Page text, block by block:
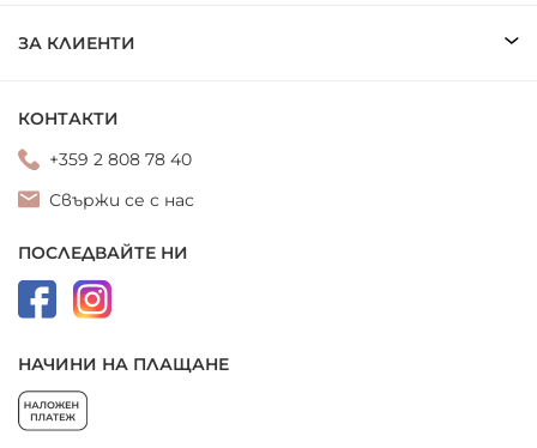
ЗА КЛИЕНТИ
КОНТАКТИ
+359 2 808 78 40
Свържи се с нас
ПОСЛЕДВАЙТЕ НИ
НАЧИНИ НА ПЛАЩАНЕ